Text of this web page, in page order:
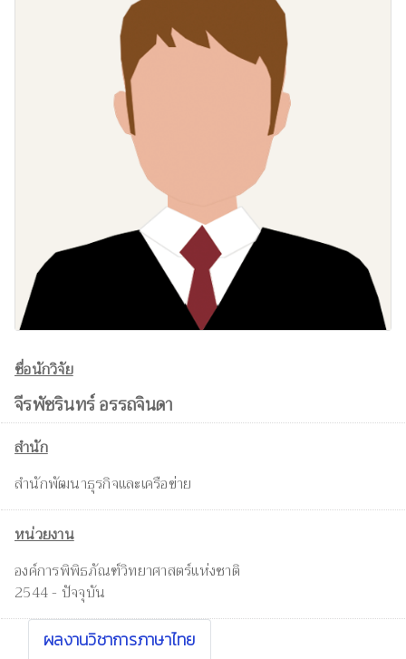
ชื่อนักวิจัย
จีรพัชรินทร์ อรรถจินดา
สำนัก
สำนักพัฒนาธุรกิจและเครือข่าย
หน่วยงาน
องค์การพิพิธภัณฑ์วิทยาศาสตร์แห่งชาติ
2544 - ปัจจุบัน
ผลงานวิชาการภาษาไทย